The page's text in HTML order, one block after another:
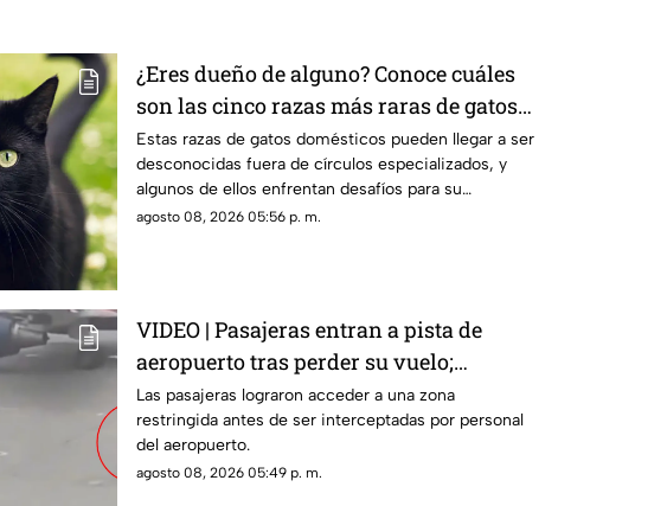
¿Eres dueño de alguno? Conoce cuáles
son las cinco razas más raras de gatos
domésticos en todo el mundo
Estas razas de gatos domésticos pueden llegar a ser
desconocidas fuera de círculos especializados, y
algunos de ellos enfrentan desafíos para su
preservación.
agosto 08, 2026 05:56 p. m.
VIDEO | Pasajeras entran a pista de
aeropuerto tras perder su vuelo;
autoridades logran detenerlas
Las pasajeras lograron acceder a una zona
restringida antes de ser interceptadas por personal
del aeropuerto.
agosto 08, 2026 05:49 p. m.